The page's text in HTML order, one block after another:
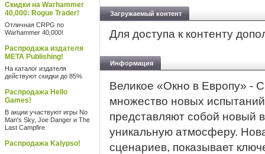
Скидки на Warhammer
40,000: Rogue Trader!
Отличная CRPG по
Warhammer 40,000!
Распродажа издателя
META Publishing!
На каталог издателя
действуют скидки до 85%
Распродажа Hello
Games!
В акции участвуют игры No
Man's Sky, Joe Danger и The
Last Campfire
Распродажа Kalypso!
Загружаемый контент
Для доступа к контенту
Информация
Великое «Окно в Европу» -
множество новых
представляют собой новый
уникальную атмосферу.
сценариев, показывает